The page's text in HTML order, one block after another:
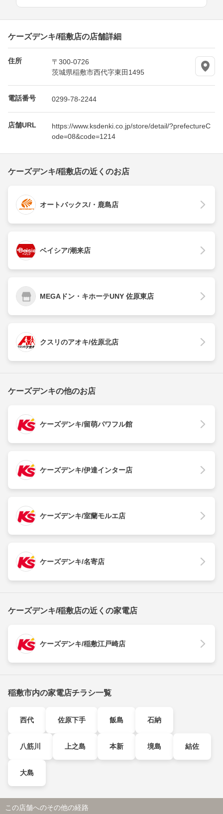
ケーズデンキ/稲敷店の店舗詳細
住所
〒300-0726
茨城県稲敷市西代字東田1495
電話番号 0299-78-2244
店舗URL
https://www.ksdenki.co.jp/store/detail/?prefectureC
ode=08&code=1214
ケーズデンキ/稲敷店の近くのお店
オートバックス/・鹿島店
ベイシア/潮来店
MEGAドン・キホーテUNY 佐原東店
クスリのアオキ/佐原北店
ケーズデンキの他のお店
ケーズデンキ/留萌パワフル館
ケーズデンキ/伊達インター店
ケーズデンキ/室蘭モルエ店
ケーズデンキ/名寄店
ケーズデンキ/稲敷店の近くの家電店
ケーズデンキ/稲敷江戸崎店
稲敷市内の家電店チラシ一覧
西代 佐原下手 飯島 石納
八筋川 上之島 本新 境島 結佐
大島
この店舗へのその他の経路